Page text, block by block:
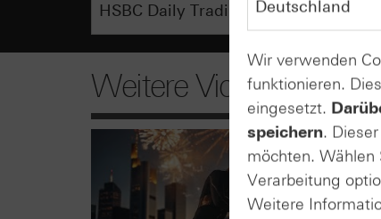
Weitere Videos
Wir verwenden
funktionieren.
eingesetzt.
speichern.
möchten. Wählen
Verarbeitung
Weitere